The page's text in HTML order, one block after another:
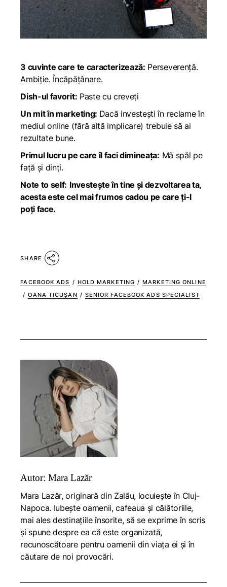
3 cuvinte care te caracterizează: Perseverență.
Ambiție. Încăpățânare.
Dish-ul favorit: Paste cu creveți
Un mit în marketing: Dacă investești în reclame în
mediul online (fără altă implicare) trebuie să ai
rezultate bune.
Primul lucru pe care îl faci dimineața: Mă spăl pe
față și dinți.
Note to self: Investește în tine și dezvoltarea ta,
acesta este cel mai frumos cadou pe care ți-l
poți face.
SHARE
FACEBOOK ADS / HOLD MARKETING / MARKETING ONLINE
/ OANA TICUȘAN / SENIOR FACEBOOK ADS SPECIALIST
Autor: Mara Lazăr
Mara Lazăr, originară din Zalău, locuiește în Cluj-
Napoca. Iubește oamenii, cafeaua și călătoriile,
mai ales destinațiile însorite, să se exprime în scris
și spune despre ea că este organizată,
recunoscătoare pentru oamenii din viața ei și în
căutare de noi provocări.